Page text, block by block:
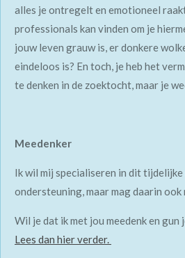
alles je ontregelt en emotioneel
professionals kan vinden om je
jouw leven grauw is, er donkere
eindeloos is? En toch, je heb het
te denken in de zoektocht, maar je
Meedenker
Ik wil mij specialiseren in dit tijdelijke
ondersteuning, maar mag daarin ook
Wil je dat ik met jou meedenk en
Lees dan hier verder.